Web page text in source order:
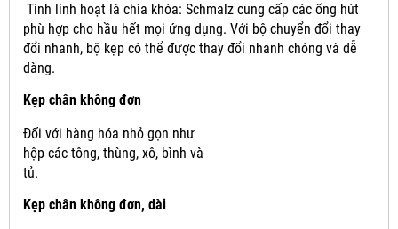
Tính linh hoạt là chìa khóa: Schmalz cung cấp các ống hút
phù hợp cho hầu hết mọi ứng dụng. Với bộ chuyển đổi thay
đổi nhanh, bộ kẹp có thể được thay đổi nhanh chóng và dễ
dàng.
Kẹp chân không đơn
Đối với hàng hóa nhỏ gọn như
hộp các tông, thùng, xô, bình và
tủ.
Kẹp chân không đơn, dài